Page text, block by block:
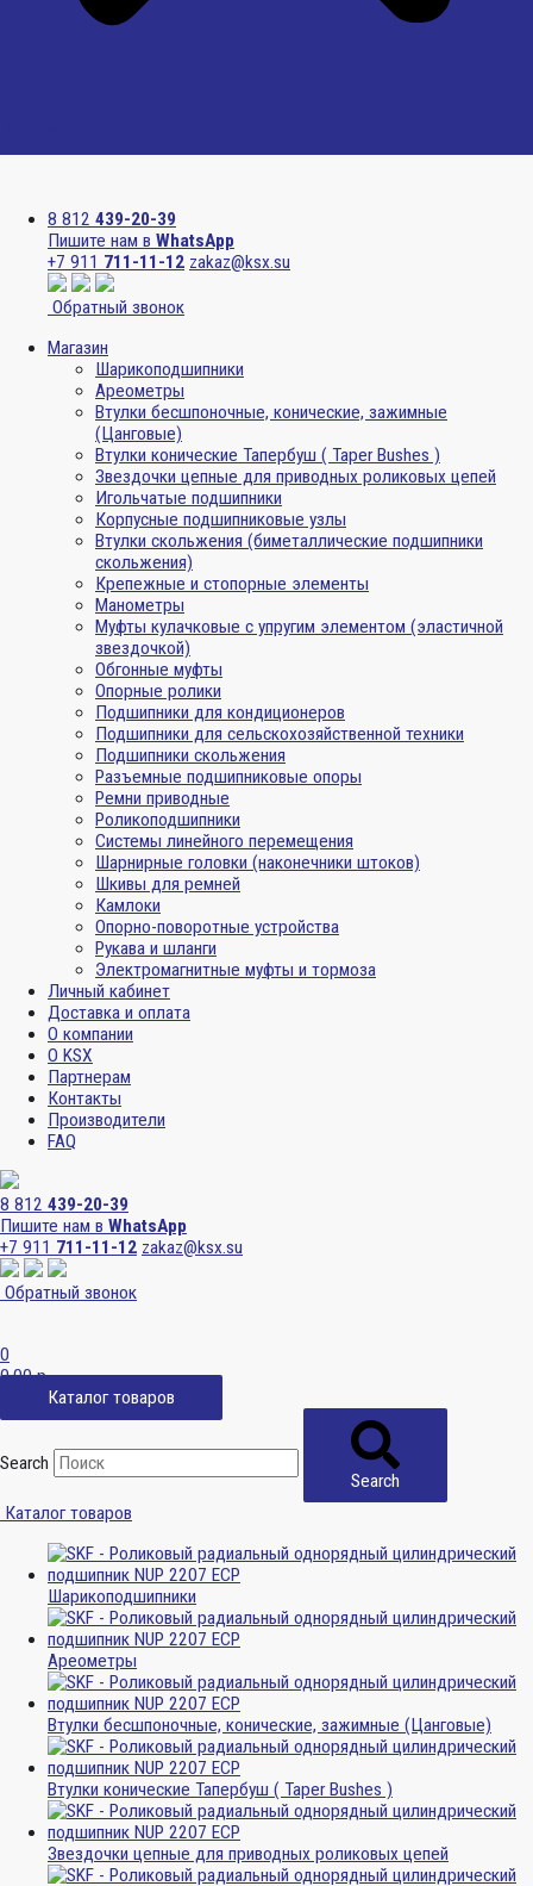
8 812 439-20-39
Пишите нам в WhatsApp
+7 911 711-11-12 zakaz@ksx.su
Обратный звонок
Магазин
Шарикоподшипники
Ареометры
Втулки бесшпоночные, конические, зажимные
(Цанговые)
Втулки конические Тапербуш ( Taper Bushes )
Звездочки цепные для приводных роликовых цепей
Игольчатые подшипники
Корпусные подшипниковые узлы
Втулки скольжения (биметаллические подшипники
скольжения)
Крепежные и стопорные элементы
Манометры
Муфты кулачковые с упругим элементом (эластичной
звездочкой)
Обгонные муфты
Опорные ролики
Подшипники для кондиционеров
Подшипники для сельскохозяйственной техники
Подшипники скольжения
Разъемные подшипниковые опоры
Ремни приводные
Роликоподшипники
Системы линейного перемещения
Шарнирные головки (наконечники штоков)
Шкивы для ремней
Камлоки
Опорно-поворотные устройства
Рукава и шланги
Электромагнитные муфты и тормоза
Личный кабинет
Доставка и оплата
О компании
О KSX
Партнерам
Контакты
Производители
FAQ
8 812 439-20-39
Пишите нам в WhatsApp
+7 911 711-11-12 zakaz@ksx.su
Обратный звонок
0
0,00р.
Каталог товаров
Search
Search
Каталог товаров
Шарикоподшипники
Ареометры
Втулки бесшпоночные, конические, зажимные (Цанговые)
Втулки конические Тапербуш ( Taper Bushes )
Звездочки цепные для приводных роликовых цепей